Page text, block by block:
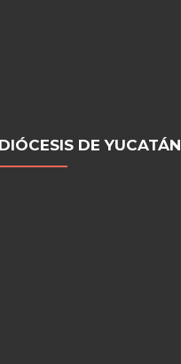
DE YUCATÁN